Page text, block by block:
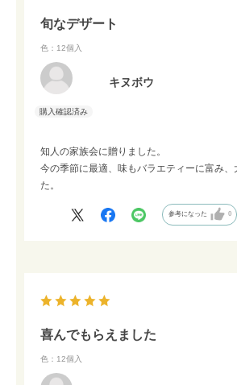
旬なデザート
色：12個入
キヌボウ
知人の家族会に贈りました。
今の季節に最適、味もバラエティーに富み、
た。
参考になった 0
喜んでもらえました
色：12個入